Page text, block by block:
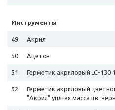
Инструменты
49 Акрил
50 Ацетон
51 Герметик акриловый LC-130
52
Герметик акриловый
"Акрил" упл-ая масса цв.